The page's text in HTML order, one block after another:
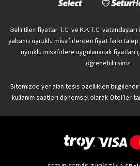
Belirtilen fiyatlar T.C. ve K.K.T.C.
yabancı uyruklu misafirlerden fiyat farkı
uyruklu misafirlere uygulanacak fiyatları
öğrenebilirsiniz.
Sitemizde yer alan tesis özellikleri
kullanım saatleri dönemsel olarak Otel’ler